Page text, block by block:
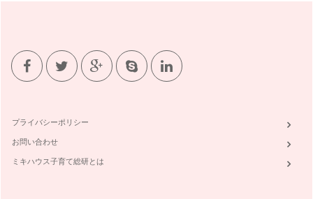
食事中、隣の人の動きがどこか美しいと感じたら。それは、簡
単な動作が綺麗に整っているから美し…
にもマナーが身につきやすくなります…
誰にでも簡単にまねができる、素晴らしいマナー
日本のママは、マナーが大変素晴らしい方が多いと感じます。
お子様が機内をより快適に…
プライバシーポリシー
お問い合わせ
ミキハウス子育て総研とは